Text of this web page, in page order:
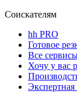
Соискателям
hh PRO
Готовое
Все
Хочу у вас